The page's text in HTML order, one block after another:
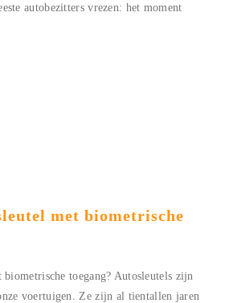
autobezitters vrezen: het moment
met biometrische
biometrische toegang? Autosleutels zijn
voertuigen. Ze zijn al tientallen jaren